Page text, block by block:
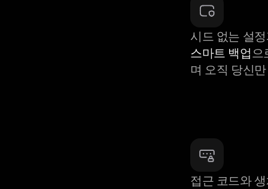
시드 없는 설
스마트 백업 으
며 오직 당신
접근 코드와